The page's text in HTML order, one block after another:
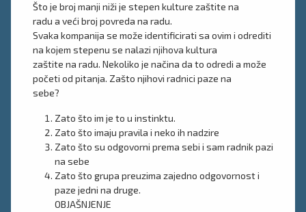
Što je broj manji niži je stepen kulture zaštite na
radu a veći broj povreda na radu.
Svaka kompanija se može identificirati sa ovim i odrediti
na kojem stepenu se nalazi njihova kultura
zaštite na radu. Nekoliko je načina da to odredi a može
početi od pitanja. Zašto njihovi radnici paze na
sebe?
Zato što im je to u instinktu.
Zato što imaju pravila i neko ih nadzire
Zato što su odgovorni prema sebi i sam radnik pazi
na sebe
Zato što grupa preuzima zajedno odgovornost i
paze jedni na druge.
OBJAŠNJENJE